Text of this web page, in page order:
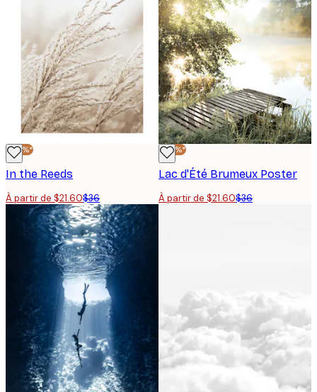
-40%*
In the Reeds
À partir de $21.60$36
-40%*
Lac d'Été Brumeux Poster
À partir de $21.60$36